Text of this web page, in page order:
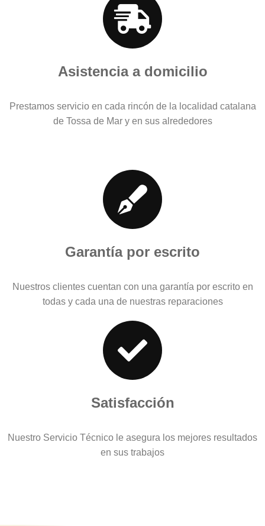
Asistencia a domicilio
Prestamos servicio en cada rincón de la localidad catalana
de Tossa de Mar y en sus alrededores
Garantía por escrito
Nuestros clientes cuentan con una garantía por escrito en
todas y cada una de nuestras reparaciones
Satisfacción
Nuestro Servicio Técnico le asegura los mejores resultados
en sus trabajos